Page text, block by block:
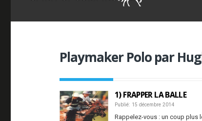
Playmaker Polo par
1) FRAPPER LA BALLE
Publié: 15 décembre 2014
Rappelez-vous : un coup plus